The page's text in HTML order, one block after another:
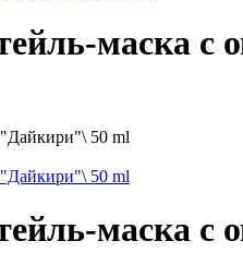
маска с
маска с